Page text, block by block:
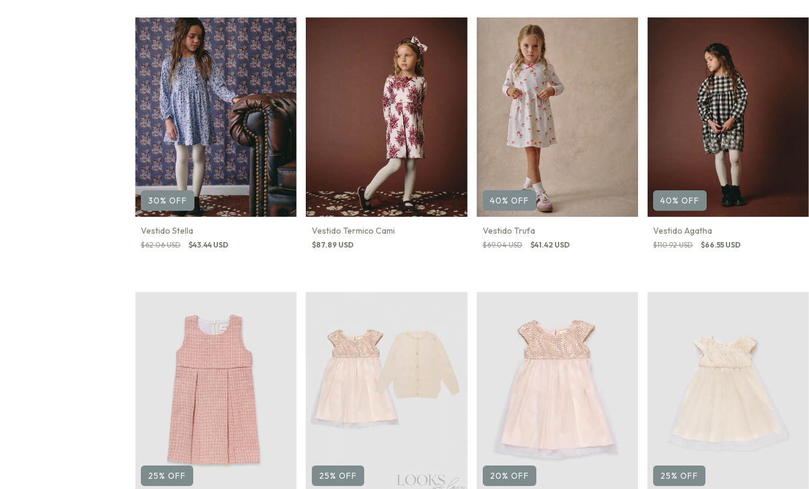
30% OFF
Vestido Stella
$62.06 USD $43.44 USD
Vestido Termico Cami
$87.89 USD
40% OFF
Vestido Trufa
$69.04 USD $41.42 USD
40%OFF
Vestido Agatha
$110.92 USD $66.55 USD
25% OFF 25% OFF 20% OFF 25%OFF